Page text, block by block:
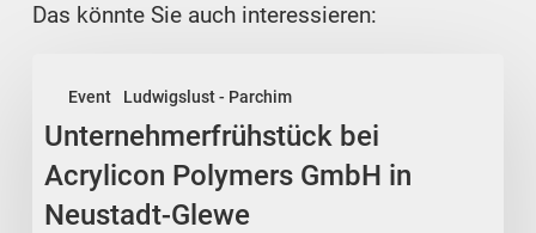
Das könnte Sie auch interessieren:
Event Ludwigslust - Parchim
Acrylicon
Polymers
GmbH
Unternehmerfrühstück bei
Acrylicon Polymers GmbH in
Neustadt-Glewe